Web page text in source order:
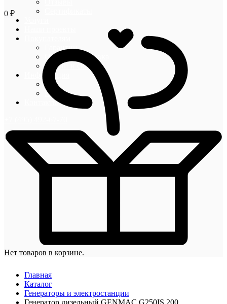
Гарантии
Оплата и доставка
Акции и скидки
Информация
Блог
Новости
Контакты
0 ₽
Нет товаров в корзине.
Главная
Каталог
Генераторы и электростанции